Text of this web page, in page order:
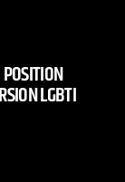
LGBTI